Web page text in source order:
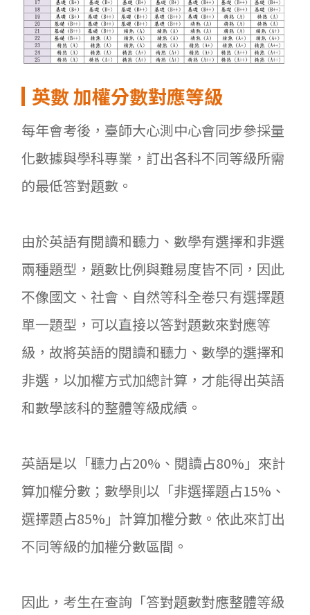
英數加權分數對應等級
每年會考後，臺師大心測中心會同步參採量
化數據與學科專業，訂出各科不同等級所需
的最低答對題數。
由於英語有閱讀和聽力、數學有選擇和非選
兩種題型，題數比例與難易度皆不同，因此
不像國文、社會、自然等科全卷只有選擇題
單一題型，可以直接以答對題數來對應等
級，故將英語的閱讀和聽力、數學的選擇和
非選，以加權方式加總計算，才能得出英語
和數學該科的整體等級成績。
英語是以「聽力占20%、閱讀占80%」來計
算加權分數；數學則以「非選擇題占15%、
選擇題占85%」計算加權分數。依此來訂出
不同等級的加權分數區間。
因此，考生在查詢「答對題數對應整體等級